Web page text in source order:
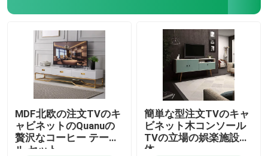
MDF北欧の注文TVのキ
ャビネットのQuanuの
贅沢なコーヒー テーブ
ル セット
簡単な型注文TVのキャ
ビネット木コンソール
TVの立場の娯楽施設媒
体